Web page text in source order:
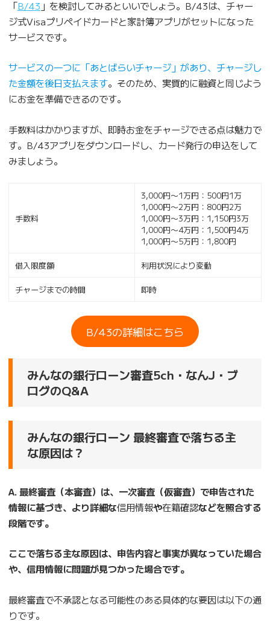
「B/43 」を検討してみるといいでしょう。B/43は、チャー
ジ式Visaプリペイドカードと家計簿アプリがセットになった
サービスです。
サービスの一つに「あとばらいチャージ」があり、チャージし
た金額を後日支払えます。そのため、実質的に融資と同じよう
にお金を準備できるのです。
手数料はかかりますが、即時お金をチャージできる点は魅力で
す。B/43アプリをダウンロードし、カード発行の申込をして
みましょう。
手数料
3,000円〜1万円：500円1万
1,000円〜2万円：800円2万
1,000円〜3万円：1,150円3万
1,000円〜4万円：1,500円4万
1,000円〜5万円：1,800円
借入限度額 利用状況により変動
チャージまでの時間 即時
B/43の詳細はこちら
みんなの銀行ローン審査5ch・なんJ・ブ
ログのQ&A
みんなの銀行ローン 最終審査で落ちる主
な原因は？
A. 最終審査（本審査）は、一次審査（仮審査）で申告された
情報に基づき、より詳細な信用情報や在籍確認などを照合する
段階です。
ここで落ちる主な原因は、申告内容と事実が異なっていた場合
や、信用情報に問題が見つかった場合です。
最終審査で不承認となる可能性のある具体的な要因は以下の通
りです。